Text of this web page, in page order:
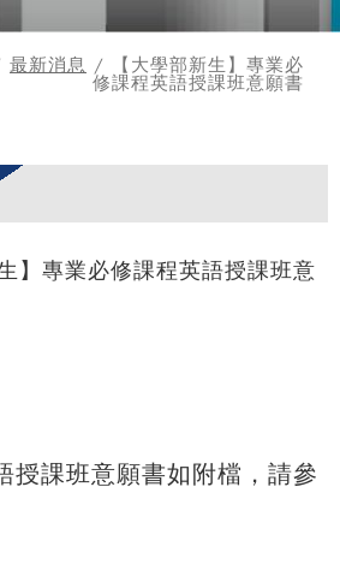
最新消息 / 【大學部新生】專業必
修課程英語授課班意願書
】專業必修課程英語授課班意
授課班意願書如附檔，請參